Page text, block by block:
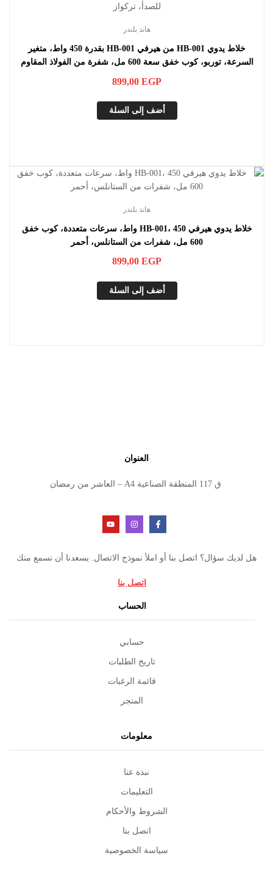
هاند بلندر
خلاط يدوي HB-001 من هيرفي HB-001 بقدرة 450 واط، متغير
السرعة، توربو، كوب خفق سعة 600 مل، شفرة من الفولاذ المقاوم
899,00 EGP
أضف إلى السلة
هاند بلندر
خلاط يدوي هيرفي HB-001، 450 واط، سرعات متعددة، كوب خفق
600 مل، شفرات من الستانلس، أحمر
899,00 EGP
أضف إلى السلة
العنوان
ق 117 المنطقة الصناعية A4 – العاشر من رمضان
هل لديك سؤال؟ اتصل بنا أو املأ نموذج الاتصال. يسعدنا أن نسمع منك
اتصل بنا
الحساب
حسابي
تاريخ الطلبات
قائمة الرغبات
المتجر
معلومات
نبذة عنا
التعليمات
الشروط والأحكام
اتصل بنا
سياسة الخصوصية